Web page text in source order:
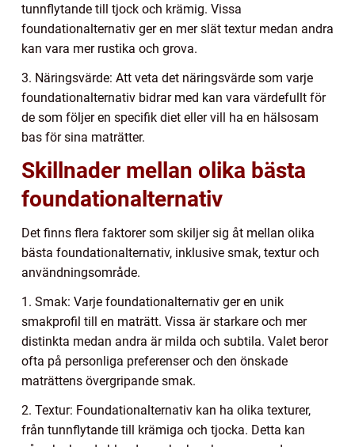
tunnflytande till tjock och krämig. Vissa
foundationalternativ ger en mer slät textur medan andra
kan vara mer rustika och grova.
3. Näringsvärde: Att veta det näringsvärde som varje
foundationalternativ bidrar med kan vara värdefullt för
de som följer en specifik diet eller vill ha en hälsosam
bas för sina maträtter.
Skillnader mellan olika bästa
foundationalternativ
Det finns flera faktorer som skiljer sig åt mellan olika
bästa foundationalternativ, inklusive smak, textur och
användningsområde.
1. Smak: Varje foundationalternativ ger en unik
smakprofil till en maträtt. Vissa är starkare och mer
distinkta medan andra är milda och subtila. Valet beror
ofta på personliga preferenser och den önskade
maträttens övergripande smak.
2. Textur: Foundationalternativ kan ha olika texturer,
från tunnflytande till krämiga och tjocka. Detta kan